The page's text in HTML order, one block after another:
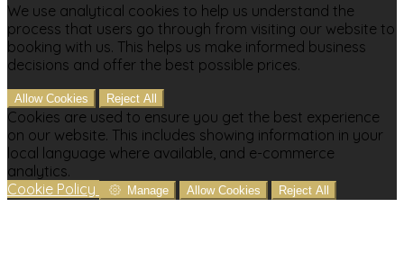
We use analytical cookies to help us understand the
process that users go through from visiting our website to
booking with us. This helps us make informed business
decisions and offer the best possible prices.
Allow Cookies Reject All
Cookies are used to ensure you get the best experience
on our website. This includes showing information in your
local language where available, and e-commerce
analytics.
Cookie Policy
Manage Allow Cookies Reject All